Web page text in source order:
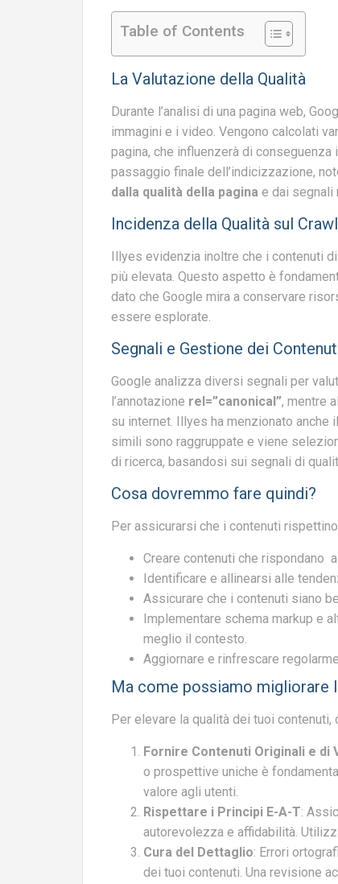
Table of Contents
La Valutazione della Qualità
Durante l’analisi di una pagina web,
immagini e i video. Vengono calcolati
pagina, che influenzerà di conseguenza
passaggio finale dell’indicizzazione,
dalla qualità della pagina e dai segnali
Incidenza della Qualità sul
Illyes evidenzia inoltre che i contenuti
più elevata. Questo aspetto è
dato che Google mira a conservare
essere esplorate.
Segnali e Gestione dei
Google analizza diversi segnali per
l’annotazione rel=”canonical”, mentre
su internet. Illyes ha menzionato anche
simili sono raggruppate e viene
di ricerca, basandosi sui segnali di
Cosa dovremmo fare quindi?
Per assicurarsi che i contenuti
Creare contenuti che rispondano
Identificare e allinearsi alle
Assicurare che i contenuti siano
Implementare schema markup e
meglio il contesto.
Aggiornare e rinfrescare
Ma come possiamo migliorare
Per elevare la qualità dei tuoi
Fornire Contenuti Originali e di
o prospettive uniche è
valore agli utenti.
Rispettare i Principi E-A-T:
autorevolezza e affidabilità.
Cura del Dettaglio: Errori
dei tuoi contenuti. Una revisione